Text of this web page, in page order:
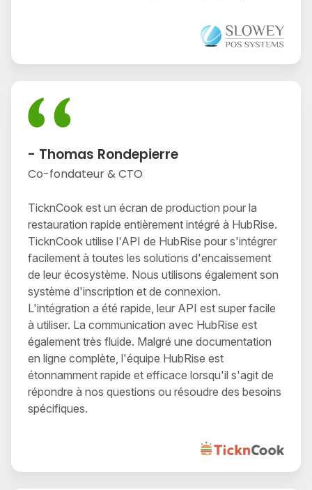
- Thomas Rondepierre
Co-fondateur & CTO
TicknCook est un écran de production pour la
restauration rapide entièrement intégré à HubRise.
TicknCook utilise l'API de HubRise pour s'intégrer
facilement à toutes les solutions d'encaissement
de leur écosystème. Nous utilisons également son
système d'inscription et de connexion.
L'intégration a été rapide, leur API est super facile
à utiliser. La communication avec HubRise est
également très fluide. Malgré une documentation
en ligne complète, l'équipe HubRise est
étonnamment rapide et efficace lorsqu'il s'agit de
répondre à nos questions ou résoudre des besoins
spécifiques.